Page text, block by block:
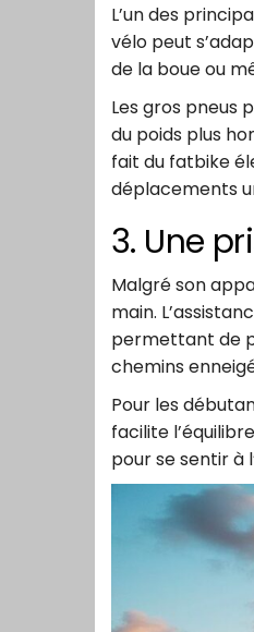
L’un des
vélo peut
de la boue ou
Les gros pneus
du poids plus
fait du fatbike
déplacements
3. Une
Malgré son
main.
permettant de
chemins
Pour les
facilite
pour se sentir à